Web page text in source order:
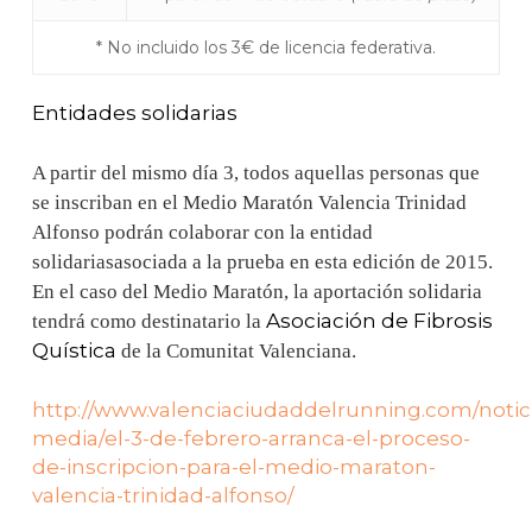
* No incluido los 3€ de licencia federativa.
Entidades solidarias
A partir del mismo día 3, todos aquellas personas que
se inscriban en el Medio Maratón Valencia Trinidad
Alfonso podrán colaborar con la entidad
solidariasasociada a la prueba en esta edición de 2015.
En el caso del Medio Maratón, la aportación solidaria
tendrá como destinatario la Asociación de Fibrosis
Quística de la Comunitat Valenciana.
http://www.valenciaciudaddelrunning.com/
media/el-3-de-febrero-arranca-el-proceso-
de-inscripcion-para-el-medio-maraton-
valencia-trinidad-alfonso/